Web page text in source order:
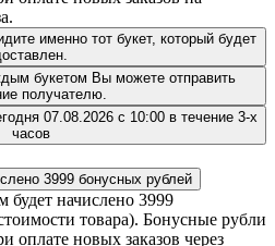
именно тот букет, который будет
букетом Вы можете отправить
получателю.
07.08.2026 с 10:00 в течение 3-х
часов
3999 бонусных рублей
будет начислено 3999
товара). Бонусные рубли
оплате новых заказов через